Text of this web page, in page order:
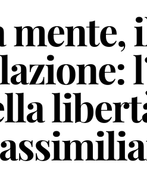
mente,